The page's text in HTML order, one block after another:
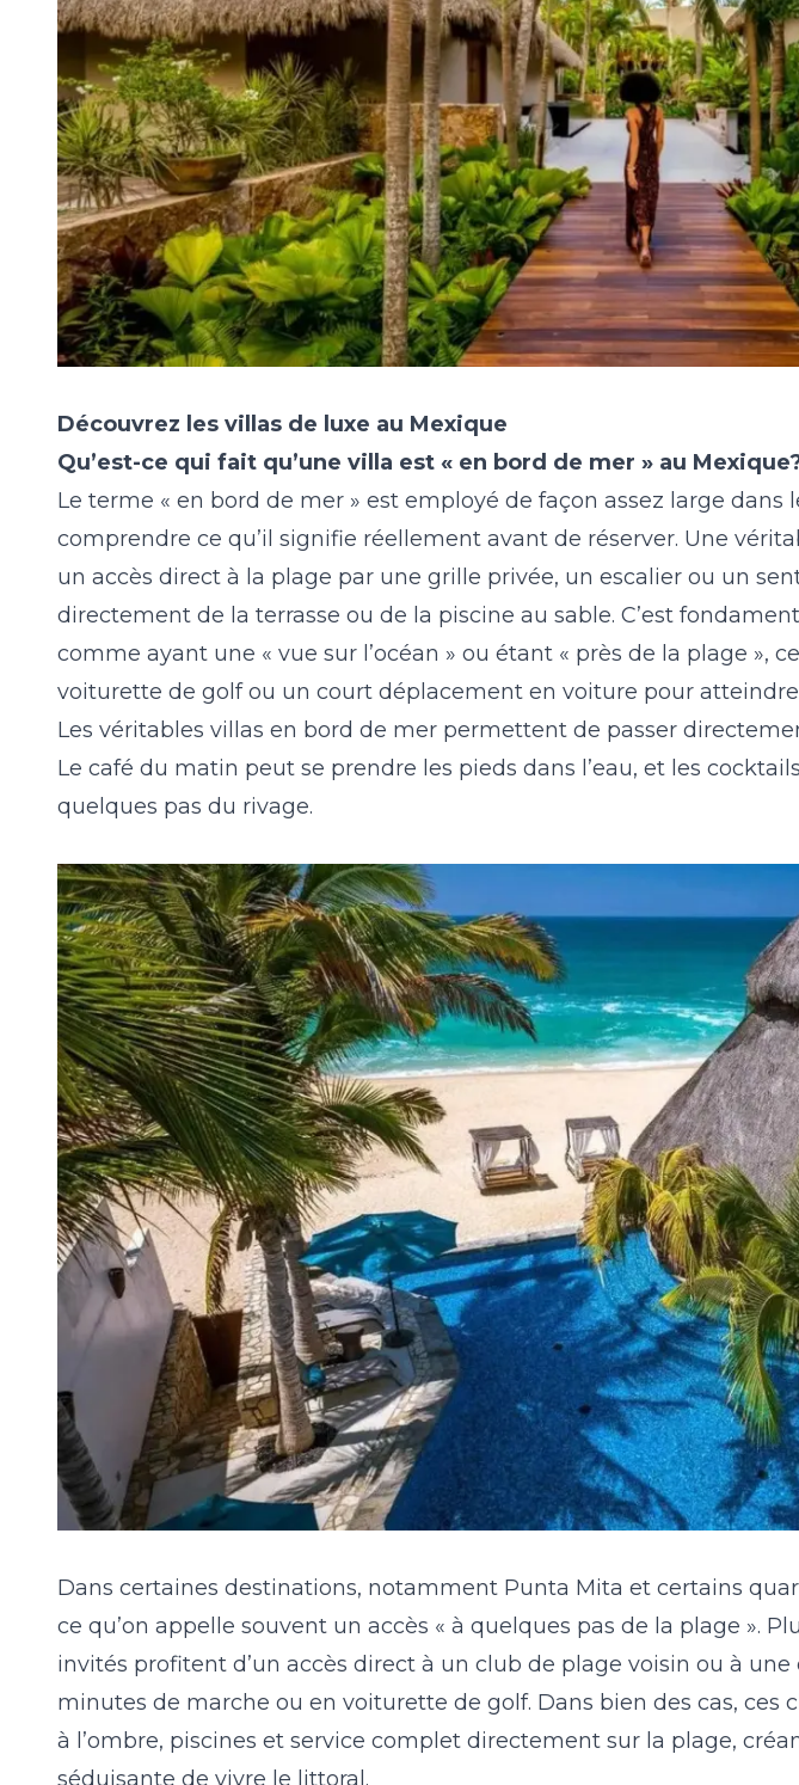
Découvrez les villas de luxe au Mexique
Qu’est-ce qui fait qu’une villa est « en bord de mer » au
Le terme « en bord de mer » est employé de façon assez large
comprendre ce qu’il signifie réellement avant de réserver. Une
un accès direct à la plage par une grille privée, un escalier ou un
directement de la terrasse ou de la piscine au sable. C’est
comme ayant une « vue sur l’océan » ou étant « près de la plage »,
voiturette de golf ou un court déplacement en voiture pour atteindre
Les véritables villas en bord de mer permettent de passer
Le café du matin peut se prendre les pieds dans l’eau, et les
quelques pas du rivage.
Dans certaines destinations, notamment Punta Mita et certains
ce qu’on appelle souvent un accès « à quelques pas de la plage ».
invités profitent d’un accès direct à un club de plage voisin ou à
minutes de marche ou en voiturette de golf. Dans bien des cas, ces
à l’ombre, piscines et service complet directement sur la plage,
séduisante de vivre le littoral.